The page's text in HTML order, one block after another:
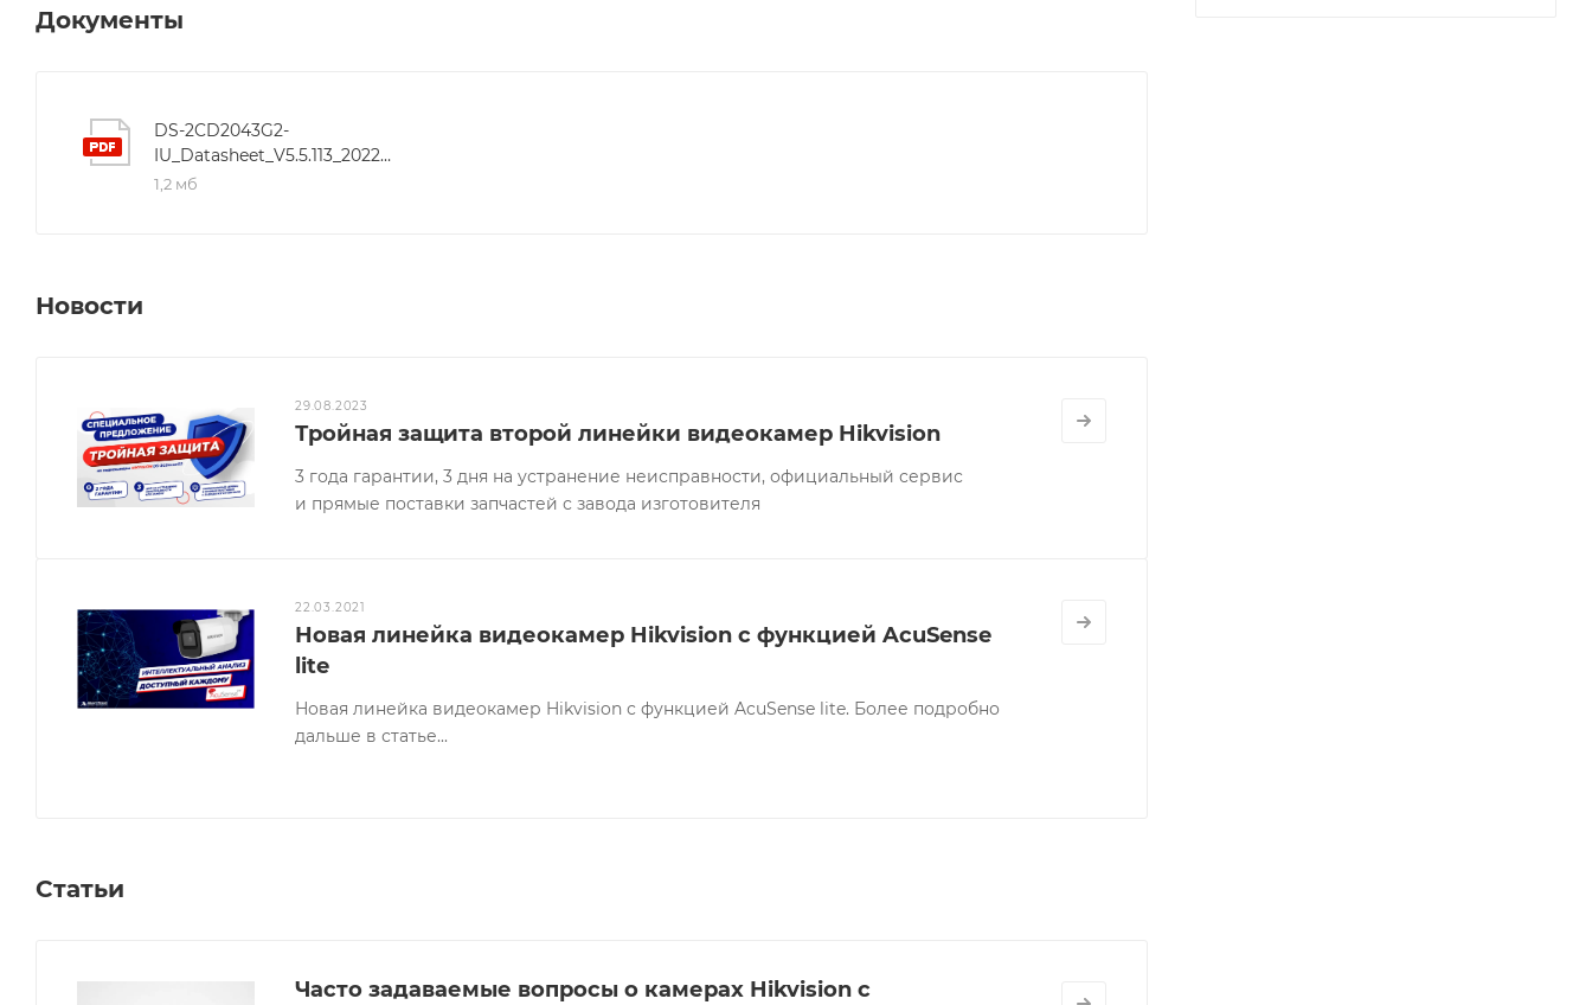
Документы
DS-2CD2043G2-
IU_Datasheet_V5.5.113_20220527
1,2 мб
Новости
29.08.2023
Тройная защита второй линейки видеокамер Hikvision
3 года гарантии, 3 дня на устранение неисправности, официальный сервис
и прямые поставки запчастей с завода изготовителя
22.03.2021
Новая линейка видеокамер Hikvision с функцией AcuSense
lite
Новая линейка видеокамер Hikvision с функцией AcuSense lite. Более подробно
дальше в статье...
Статьи
Часто задаваемые вопросы о камерах Hikvision с